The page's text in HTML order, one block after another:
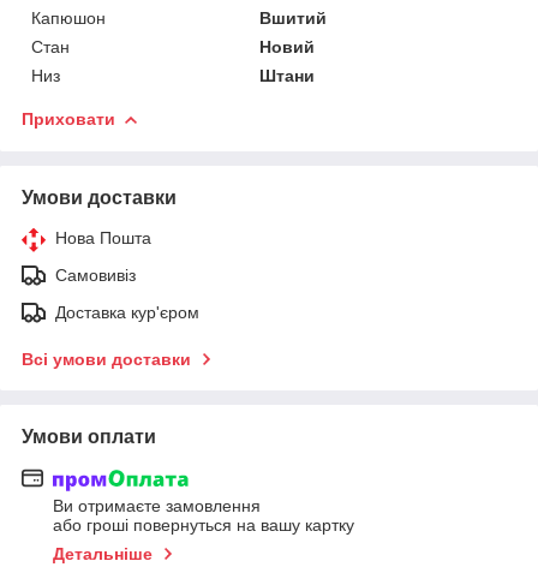
Капюшон
Вшитий
Стан
Новий
Низ
Штани
Приховати
Умови доставки
Нова Пошта
Самовивіз
Доставка кур'єром
Всі умови доставки
Умови оплати
Ви отримаєте замовлення
або гроші повернуться на вашу картку
Детальніше